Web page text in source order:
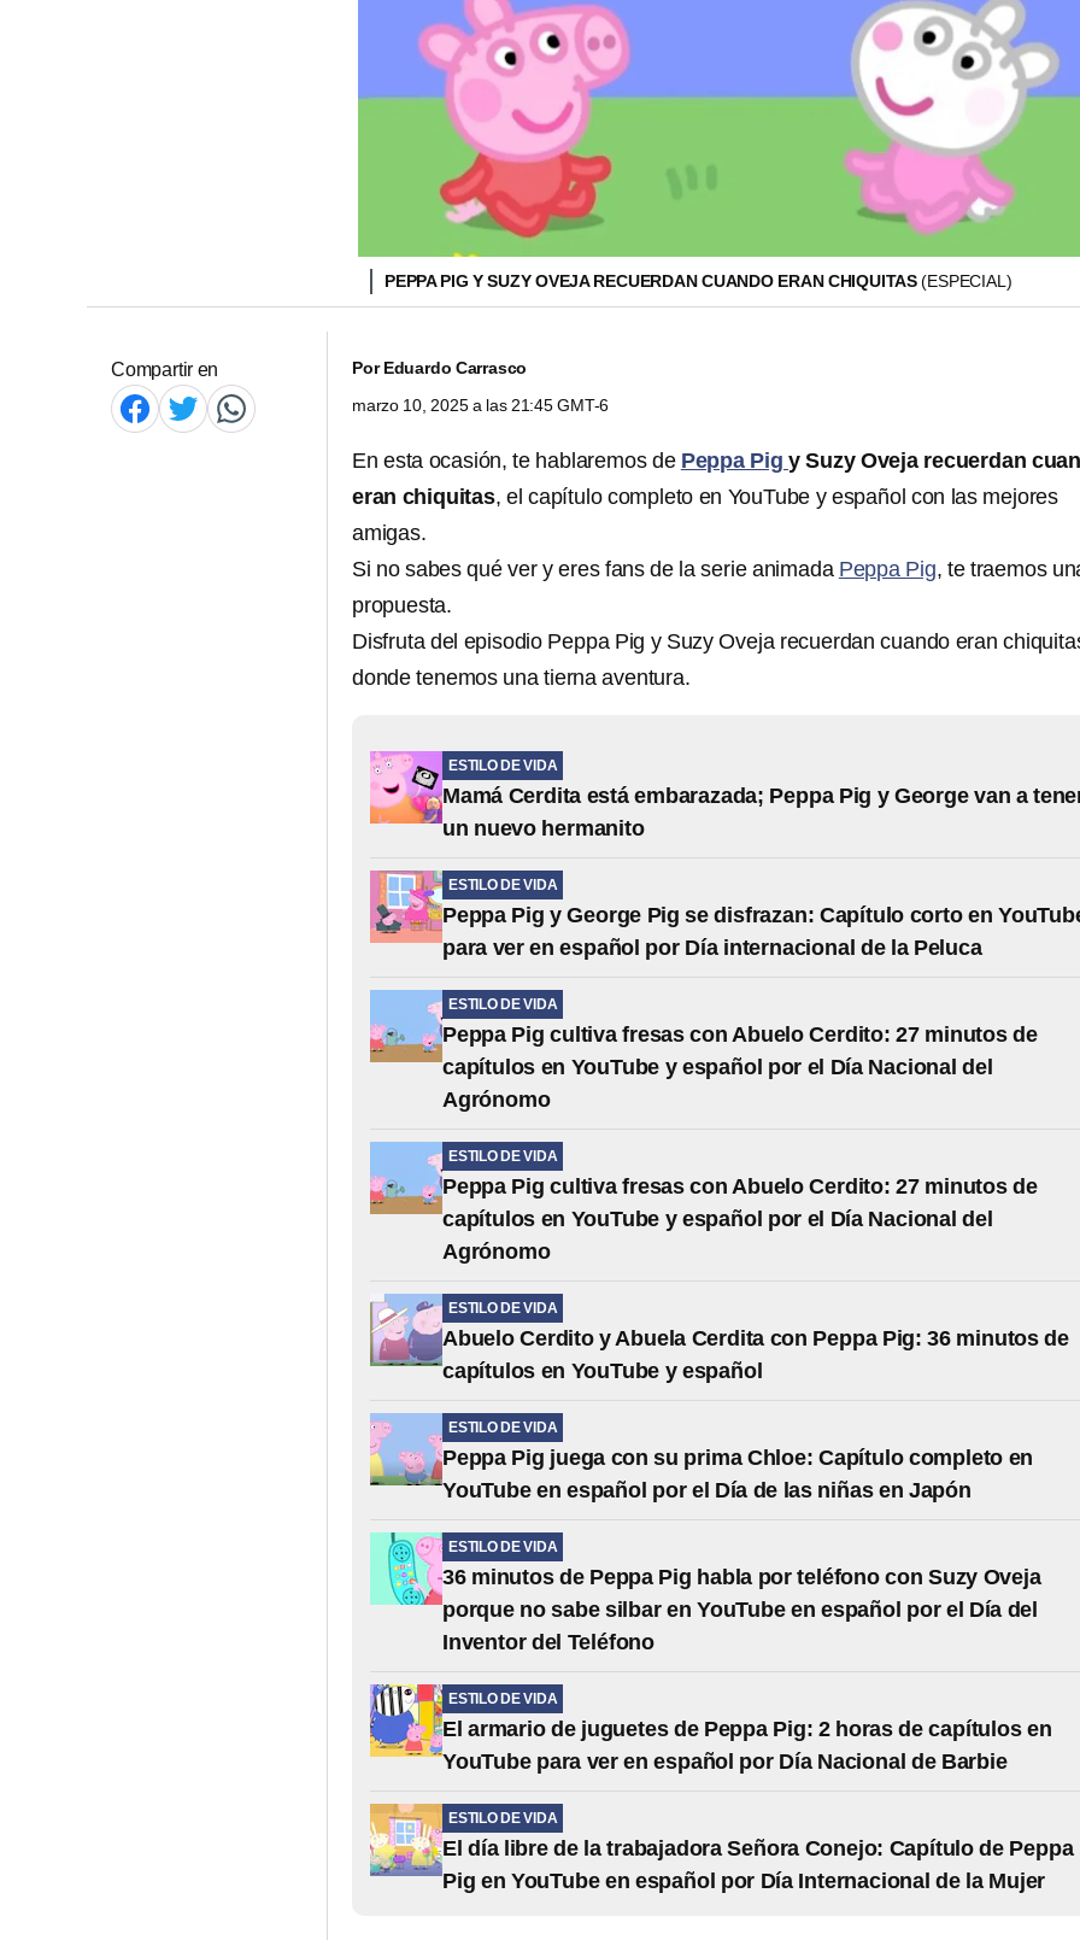
PEPPA PIG Y SUZY OVEJA RECUERDAN CUANDO ERAN CHIQUITAS(ESPECIAL)
Compartir en PorEduardo Carrasco
marzo 10, 2025 a las 21:45 GMT-6
En esta ocasión, te hablaremos de Peppa Pigy Suzy Oveja recuerdan
eran chiquitas, el capítulo completo en YouTube y español con las mejores
amigas.
Si no sabes qué ver y eres fans de la serie animada Peppa Pig, te traemos
propuesta.
Disfruta del episodio Peppa Pig y Suzy Oveja recuerdan cuando eran
donde tenemos una tierna aventura.
ESTILO DE VIDA
Mamá Cerdita está embarazada; Peppa Pig y George van a
un nuevo hermanito
ESTILO DE VIDA
Peppa Pig y George Pig se disfrazan: Capítulo corto en
para ver en español por Día internacional de la Peluca
ESTILO DE VIDA
Peppa Pig cultiva fresas con Abuelo Cerdito: 27 minutos de
capítulos en YouTube y español por el Día Nacional del
Agrónomo
ESTILO DE VIDA
Peppa Pig cultiva fresas con Abuelo Cerdito: 27 minutos de
capítulos en YouTube y español por el Día Nacional del
Agrónomo
ESTILO DE VIDA
Abuelo Cerdito y Abuela Cerdita con Peppa Pig: 36 minutos de
capítulos en YouTube y español
ESTILO DE VIDA
Peppa Pig juega con su prima Chloe: Capítulo completo en
YouTube en español por el Día de las niñas en Japón
ESTILO DE VIDA
36 minutos de Peppa Pig habla por teléfono con Suzy Oveja
porque no sabe silbar en YouTube en español por el Día del
Inventor del Teléfono
ESTILO DE VIDA
El armario de juguetes de Peppa Pig: 2 horas de capítulos en
YouTube para ver en español por Día Nacional de Barbie
ESTILO DE VIDA
El día libre de la trabajadora Señora Conejo: Capítulo de Peppa
Pig en YouTube en español por Día Internacional de la Mujer